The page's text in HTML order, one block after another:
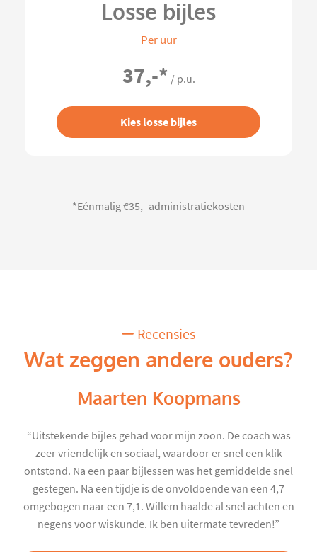
Losse bijles
Per uur
37,-* / p.u.
Kies losse bijles
*Eénmalig €35,- administratiekosten
Recensies
Wat zeggen andere ouders?
Maarten Koopmans
“Uitstekende bijles gehad voor mijn zoon. De coach was
zeer vriendelijk en sociaal, waardoor er snel een klik
ontstond. Na een paar bijlessen was het gemiddelde snel
gestegen. Na een tijdje is de onvoldoende van een 4,7
omgebogen naar een 7,1. Willem haalde al snel achten en
negens voor wiskunde. Ik ben uitermate tevreden!”